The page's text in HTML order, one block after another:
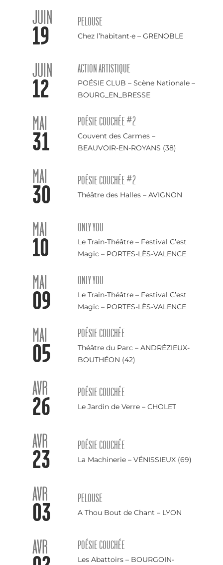
JUIN
19 PELOUSE
Chez l’habitant·e – GRENOBLE
JUIN
12
ACTION ARTISTIQUE
POÉSIE CLUB – Scène Nationale –
BOURG_EN_BRESSE
MAI
31
POÉSIE COUCHÉE #2
Couvent des Carmes –
BEAUVOIR-EN-ROYANS (38)
MAI
30 POÉSIE COUCHÉE #2
Théâtre des Halles – AVIGNON
MAI
10
ONLY YOU
Le Train-Théâtre – Festival C’est
Magic – PORTES-LÈS-VALENCE
MAI
09
ONLY YOU
Le Train-Théâtre – Festival C’est
Magic – PORTES-LÈS-VALENCE
MAI
05
POÉSIE COUCHÉE
Théâtre du Parc – ANDRÉZIEUX-
BOUTHÉON (42)
AVR
26 POÉSIE COUCHÉE
Le Jardin de Verre – CHOLET
AVR
23 POÉSIE COUCHÉE
La Machinerie – VÉNISSIEUX (69)
AVR
03 PELOUSE
A Thou Bout de Chant – LYON
AVR POÉSIE COUCHÉE
Les Abattoirs – BOURGOIN-